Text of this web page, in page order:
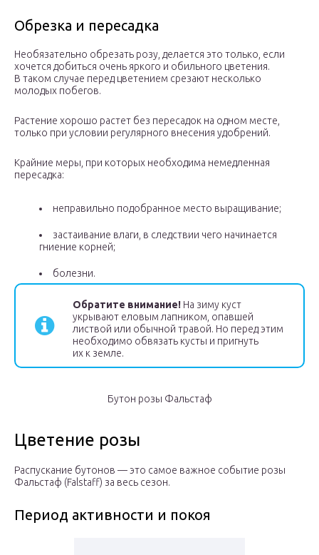
Обрезка и пересадка
Необязательно обрезать розу, делается это только, если
хочется добиться очень яркого и обильного цветения.
В таком случае перед цветением срезают несколько
молодых побегов.
Растение хорошо растет без пересадок на одном месте,
только при условии регулярного внесения удобрений.
Крайние меры, при которых необходима немедленная
пересадка:
неправильно подобранное место выращивание;
застаивание влаги, в следствии чего начинается
гниение корней;
болезни.
Обратите внимание! На зиму куст
укрывают еловым лапником, опавшей
листвой или обычной травой. Но перед этим
необходимо обвязать кусты и пригнуть
их к земле.
Бутон розы Фальстаф
Цветение розы
Распускание бутонов — это самое важное событие розы
Фальстаф (Falstaff) за весь сезон.
Период активности и покоя